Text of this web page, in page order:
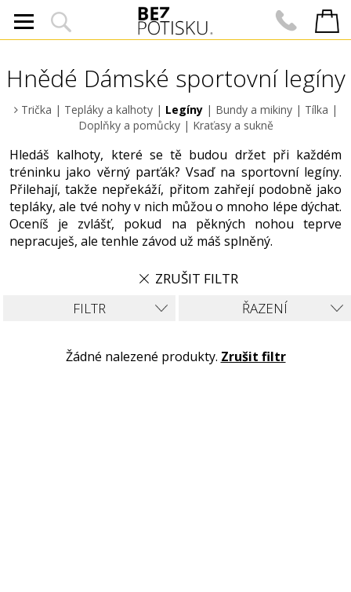
Hnědé Dámské sportovní legíny
Trička | Tepláky a kalhoty| Legíny| Bundy a mikiny| Tílka |
Doplňky a pomůcky| Kraťasy a sukně
Hledáš kalhoty, které se tě budou držet při každém
tréninku jako věrný parťák? Vsaď na sportovní legíny.
Přilehají, takže nepřekáží, přitom zahřejí podobně jako
tepláky, ale tvé nohy v nich můžou o mnoho lépe dýchat.
Oceníš je zvlášť, pokud na pěkných nohou teprve
nepracuješ, ale tenhle závod už máš splněný.
ZRUŠIT FILTR
ŘAZENÍ
FILTR
Žádné nalezené produkty. Zrušit filtr